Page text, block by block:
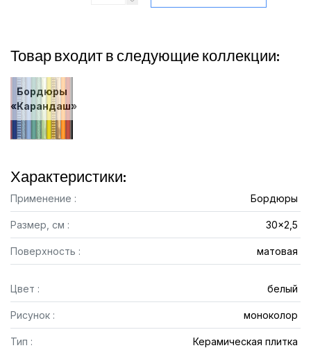
Товар входит в следующие коллекции:
Бордюры
«Карандаш»
Характеристики:
Применение : Бордюры
Размер, см : 30x2,5
Поверхность : матовая
Цвет : белый
Рисунок : моноколор
Тип : Керамическая плитка